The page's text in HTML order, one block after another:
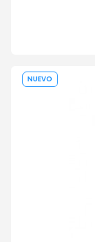
NUEVO